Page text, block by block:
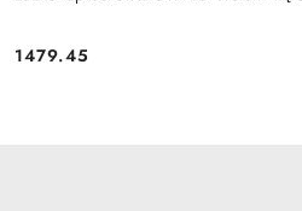
Cena:
1479.45